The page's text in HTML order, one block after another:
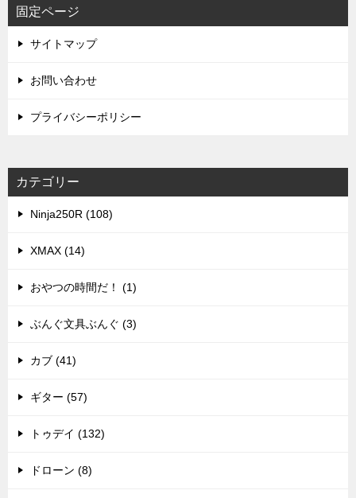
固定ページ
サイトマップ
お問い合わせ
プライバシーポリシー
カテゴリー
Ninja250R (108)
XMAX (14)
おやつの時間だ！ (1)
ぶんぐ文具ぶんぐ (3)
カブ (41)
ギター (57)
トゥデイ (132)
ドローン (8)